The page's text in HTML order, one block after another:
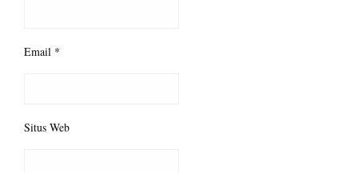
Email *
Situs Web